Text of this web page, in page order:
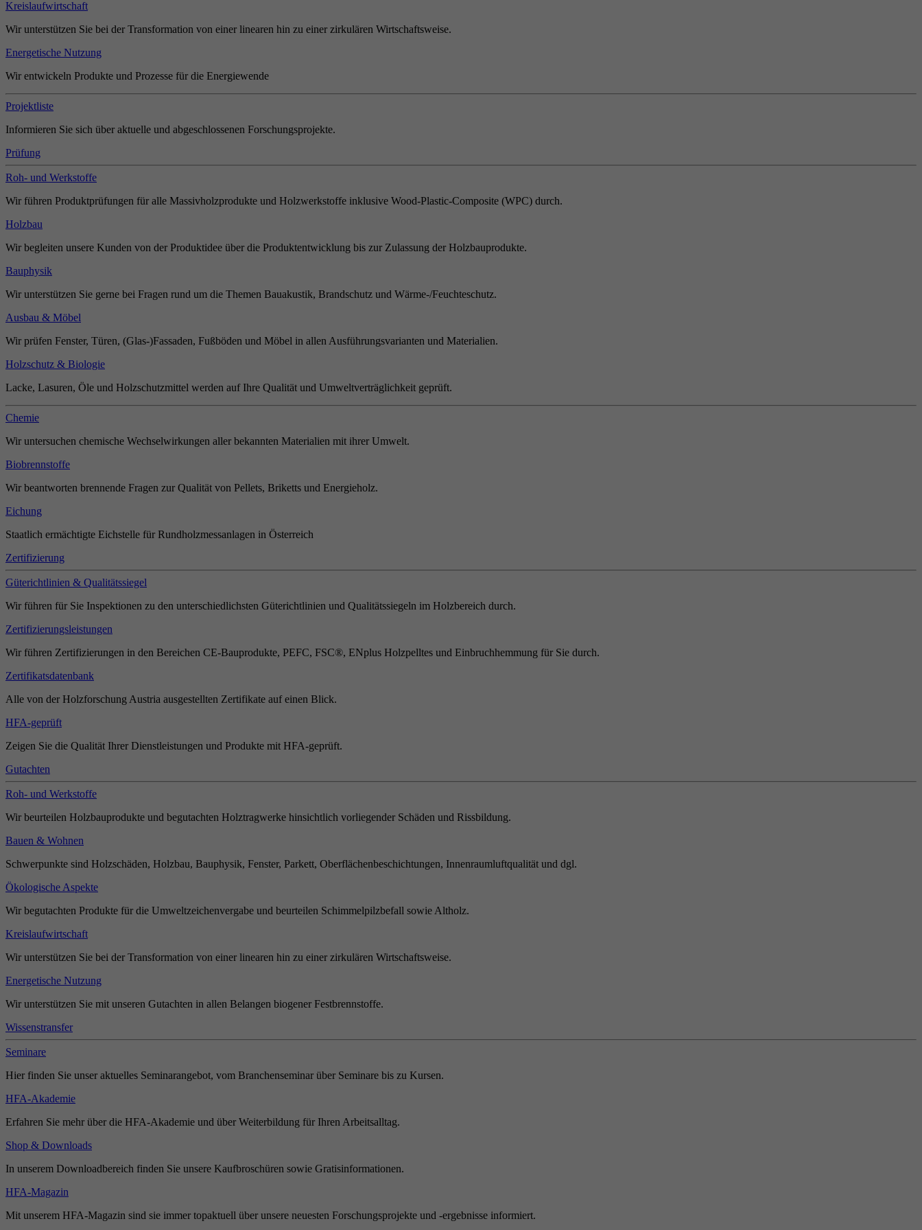
Kreislaufwirtschaft
Wir unterstützen Sie bei der Transformation von einer linearen hin zu einer zirkulären Wirtschaftsweise.
Energetische Nutzung
Wir entwickeln Produkte und Prozesse für die Energiewende
Projektliste
Informieren Sie sich über aktuelle und abgeschlossenen Forschungsprojekte.
Prüfung
Roh- und Werkstoffe
Wir führen Produktprüfungen für alle Massivholzprodukte und Holzwerkstoffe inklusive Wood-Plastic-Composite (WPC) durch.
Holzbau
Wir begleiten unsere Kunden von der Produktidee über die Produktentwicklung bis zur Zulassung der Holzbauprodukte.
Bauphysik
Wir unterstützen Sie gerne bei Fragen rund um die Themen Bauakustik, Brandschutz und Wärme-/Feuchteschutz.
Ausbau & Möbel
Wir prüfen Fenster, Türen, (Glas-)Fassaden, Fußböden und Möbel in allen Ausführungsvarianten und Materialien.
Holzschutz & Biologie
Lacke, Lasuren, Öle und Holzschutzmittel werden auf Ihre Qualität und Umweltverträglichkeit geprüft.
Chemie
Wir untersuchen chemische Wechselwirkungen aller bekannten Materialien mit ihrer Umwelt.
Biobrennstoffe
Wir beantworten brennende Fragen zur Qualität von Pellets, Briketts und Energieholz.
Eichung
Staatlich ermächtigte Eichstelle für Rundholzmessanlagen in Österreich
Zertifizierung
Güterichtlinien & Qualitätssiegel
Wir führen für Sie Inspektionen zu den unterschiedlichsten Güterichtlinien und Qualitätssiegeln im Holzbereich durch.
Zertifizierungsleistungen
Wir führen Zertifizierungen in den Bereichen CE-Bauprodukte, PEFC, FSC®, ENplus Holzpelltes und Einbruchhemmung für Sie durch.
Zertifikatsdatenbank
Alle von der Holzforschung Austria ausgestellten Zertifikate auf einen Blick.
HFA-geprüft
Zeigen Sie die Qualität Ihrer Dienstleistungen und Produkte mit HFA-geprüft.
Gutachten
Roh- und Werkstoffe
Wir beurteilen Holzbauprodukte und begutachten Holztragwerke hinsichtlich vorliegender Schäden und Rissbildung.
Bauen & Wohnen
Schwerpunkte sind Holzschäden, Holzbau, Bauphysik, Fenster, Parkett, Oberflächenbeschichtungen, Innenraumluftqualität und dgl.
Ökologische Aspekte
Wir begutachten Produkte für die Umweltzeichenvergabe und beurteilen Schimmelpilzbefall sowie Altholz.
Kreislaufwirtschaft
Wir unterstützen Sie bei der Transformation von einer linearen hin zu einer zirkulären Wirtschaftsweise.
Energetische Nutzung
Wir unterstützen Sie mit unseren Gutachten in allen Belangen biogener Festbrennstoffe.
Wissenstransfer
Seminare
Hier finden Sie unser aktuelles Seminarangebot, vom Branchenseminar über Seminare bis zu Kursen.
HFA-Akademie
Erfahren Sie mehr über die HFA-Akademie und über Weiterbildung für Ihren Arbeitsalltag.
Shop & Downloads
In unserem Downloadbereich finden Sie unsere Kaufbroschüren sowie Gratisinformationen.
HFA-Magazin
Mit unserem HFA-Magazin sind sie immer topaktuell über unsere neuesten Forschungsprojekte und -ergebnisse informiert.